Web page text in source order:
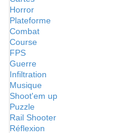
Horror
Plateforme
Combat
Course
FPS
Guerre
Infiltration
Musique
Shoot'em up
Puzzle
Rail Shooter
Réflexion